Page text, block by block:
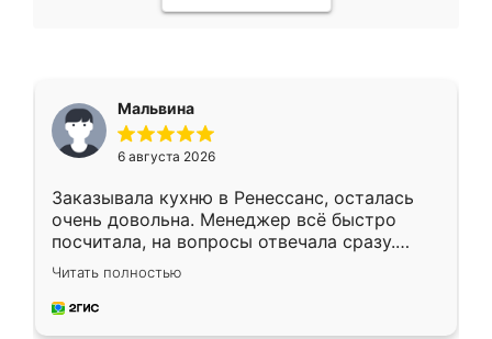
Мальвина
6 августа 2026
Заказывала кухню в Ренессанс, осталась
очень довольна. Менеджер всё быстро
посчитала, на вопросы отвечала сразу.
Замерщик приехал в субботу, подошёл к
делу со всей ответственностью. Собрали
за день, ребята работали аккуратно, даже
Читать полностью